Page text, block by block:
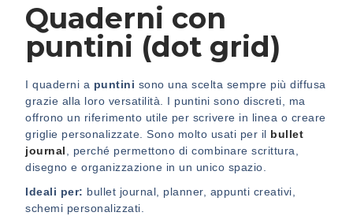
Quaderni con
puntini (dot grid)
I quaderni a puntini sono una scelta sempre più diffusa
grazie alla loro versatilità. I puntini sono discreti, ma
offrono un riferimento utile per scrivere in linea o creare
griglie personalizzate. Sono molto usati per il bullet
journal, perché permettono di combinare scrittura,
disegno e organizzazione in un unico spazio.
Ideali per: bullet journal, planner, appunti creativi,
schemi personalizzati.